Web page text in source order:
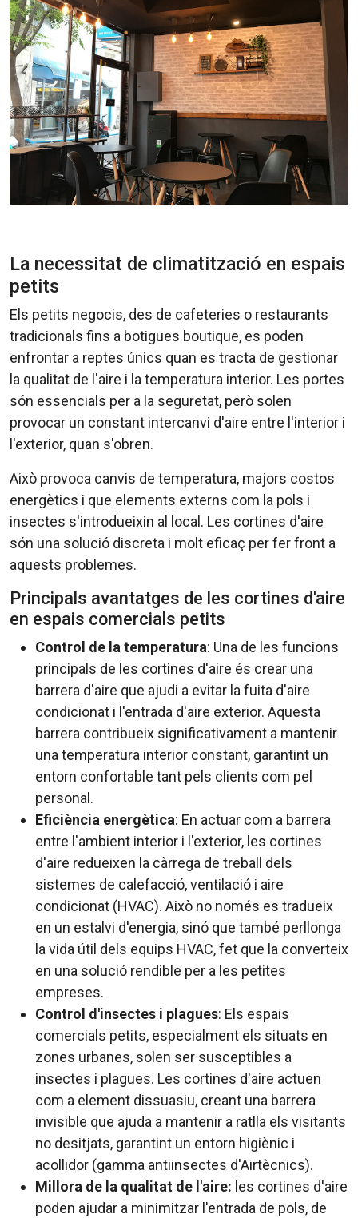
La necessitat de climatització en espais
petits
Els petits negocis, des de cafeteries o restaurants
tradicionals fins a botigues boutique, es poden
enfrontar a reptes únics quan es tracta de gestionar
la qualitat de l'aire i la temperatura interior. Les portes
són essencials per a la seguretat, però solen
provocar un constant intercanvi d'aire entre l'interior i
l'exterior, quan s'obren.
Això provoca canvis de temperatura, majors costos
energètics i que elements externs com la pols i
insectes s'introdueixin al local. Les cortines d'aire
són una solució discreta i molt eficaç per fer front a
aquests problemes.
Principals avantatges de les cortines d'aire
en espais comercials petits
Control de la temperatura: Una de les funcions
principals de les cortines d'aire és crear una
barrera d'aire que ajudi a evitar la fuita d'aire
condicionat i l'entrada d'aire exterior. Aquesta
barrera contribueix significativament a mantenir
una temperatura interior constant, garantint un
entorn confortable tant pels clients com pel
personal.
Eficiència energètica: En actuar com a barrera
entre l'ambient interior i l'exterior, les cortines
d'aire redueixen la càrrega de treball dels
sistemes de calefacció, ventilació i aire
condicionat (HVAC). Això no només es tradueix
en un estalvi d'energia, sinó que també perllonga
la vida útil dels equips HVAC, fet que la converteix
en una solució rendible per a les petites
empreses.
Control d'insectes i plagues: Els espais
comercials petits, especialment els situats en
zones urbanes, solen ser susceptibles a
insectes i plagues. Les cortines d'aire actuen
com a element dissuasiu, creant una barrera
invisible que ajuda a mantenir a ratlla els visitants
no desitjats, garantint un entorn higiènic i
acollidor (gamma antiinsectes d'Airtècnics).
Millora de la qualitat de l'aire: les cortines d'aire
poden ajudar a minimitzar l'entrada de pols, de